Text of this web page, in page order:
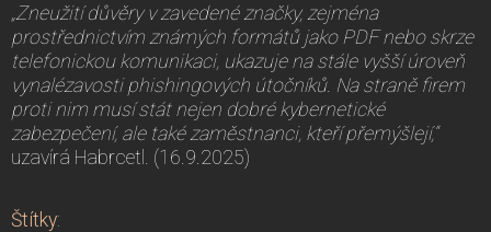
„Zneužití důvěry v zavedené značky, zejména
prostřednictvím známých formátů jako PDF nebo skrze
telefonickou komunikaci, ukazuje na stále vyšší úroveň
vynalézavosti phishingových útočníků. Na straně firem
proti nim musí stát nejen dobré kybernetické
zabezpečení, ale také zaměstnanci, kteří přemýšlejí,“
uzavírá Habrcetl. (16.9.2025)
Štítky: